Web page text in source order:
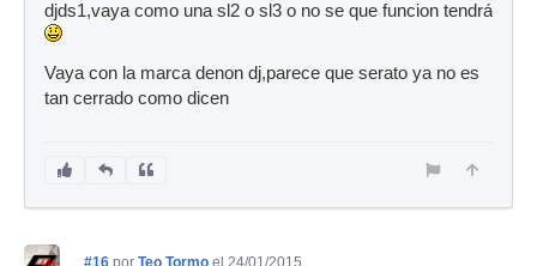
djds1,vaya como una sl2 o sl3 o no se que funcion tendrá
Vaya con la marca denon dj,parece que serato ya no es
tan cerrado como dicen
#16 por Teo Tormo el 24/01/2015